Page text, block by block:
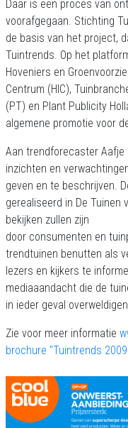
Daar is een proces van
voorafgegaan. Stichting
de basis van het project,
Tuintrends. Op het
Hoveniers en
Centrum (HIC),
(PT) en Plant Publicity
algemene promotie voor
Aan trendforecaster Aafje
inzichten en
geven en te beschrijven.
gerealiseerd in De Tuinen
bekijken zullen zijn
door consumenten en
trendtuinen benutten als
lezers en kijkers te
mediaaandacht die de
in ieder geval
Zie voor meer informatie
brochure "Tuintrends